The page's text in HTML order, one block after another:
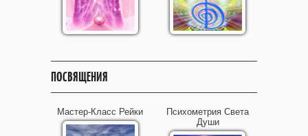
ПОСВЯЩЕНИЯ
Мастер-Класс Рейки
Психометрия Света
Души